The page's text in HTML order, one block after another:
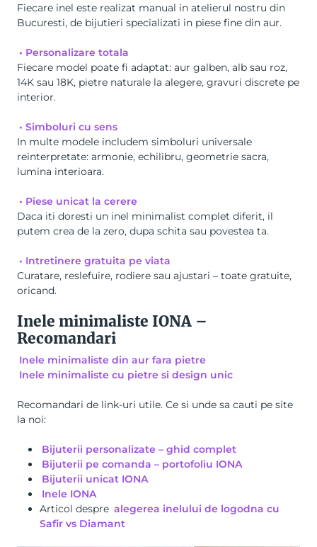
Fiecare inel este realizat manual in atelierul nostru din
Bucuresti, de bijutieri specializati in piese fine din aur.
• Personalizare totala
Fiecare model poate fi adaptat: aur galben, alb sau roz,
14K sau 18K, pietre naturale la alegere, gravuri discrete pe
interior.
• Simboluri cu sens
In multe modele includem simboluri universale
reinterpretate: armonie, echilibru, geometrie sacra,
lumina interioara.
• Piese unicat la cerere
Daca iti doresti un inel minimalist complet diferit, il
putem crea de la zero, dupa schita sau povestea ta.
• Intretinere gratuita pe viata
Curatare, reslefuire, rodiere sau ajustari – toate gratuite,
oricand.
Inele minimaliste IONA –
Recomandari
Inele minimaliste din aur fara pietre
Inele minimaliste cu pietre si design unic
Recomandari de link-uri utile. Ce si unde sa cauti pe site
la noi:
Bijuterii personalizate – ghid complet
Bijuterii pe comanda – portofoliu IONA
Bijuterii unicat IONA
Inele IONA
Articol despre alegerea inelului de logodna cu
Safir vs Diamant